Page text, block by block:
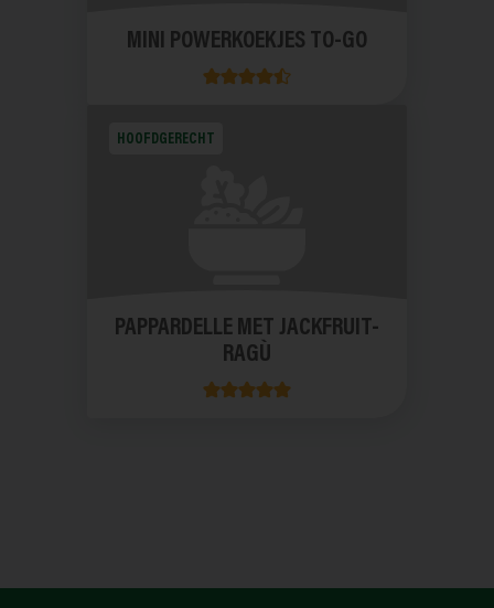
MINI POWERKOEKJES TO-GO
HOOFDGERECHT
PAPPARDELLE MET JACKFRUIT-
RAGÙ